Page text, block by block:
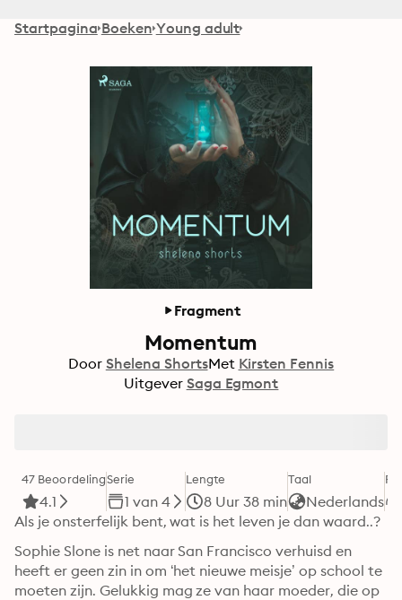
Startpagina Boeken Young adult
Fragment
Momentum
Door Shelena ShortsMet Kirsten Fennis
Uitgever Saga Egmont
47 Beoordeling
4.1
Serie
1 van 4
Lengte
8 Uur 38 min
Taal
Nederlands
Als je onsterfelijk bent, wat is het leven je dan waard..?
Sophie Slone is net naar San Francisco verhuisd en
heeft er geen zin in om ‘het nieuwe meisje’ op school te
moeten zijn. Gelukkig mag ze van haar moeder, die op